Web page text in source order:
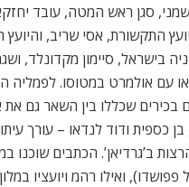
שמני, סגן ראש המטה, עובד
התקשורת, אסי שריב, והיועץ
בישראל, סיימון מקדונלד,
עם אולמרט במטוסו. לפמליה
בכירים שכללו בין השאר גם את
כספית ודוד לנדאו – עורך
ב’גרדיאן’. הכתבים שוכנו
ואילו רהמ ויועציו